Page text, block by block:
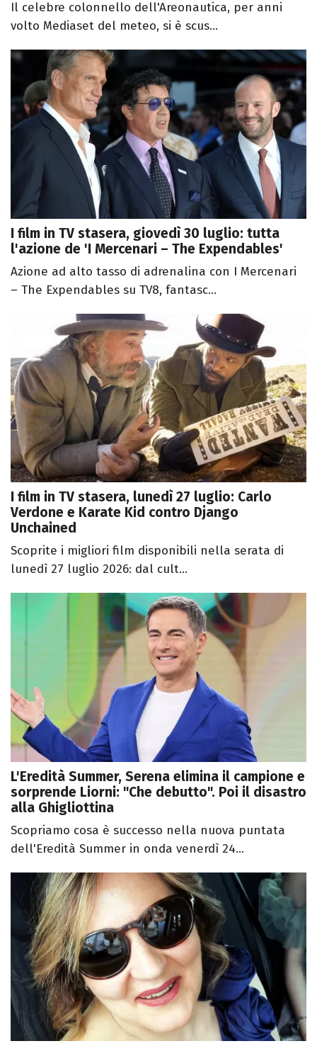
Il celebre colonnello dell'Areonautica, per anni
volto Mediaset del meteo, si è scus...
I film in TV stasera, giovedì 30 luglio: tutta
l'azione de 'I Mercenari – The Expendables'
Azione ad alto tasso di adrenalina con I Mercenari
– The Expendables su TV8, fantasc...
I film in TV stasera, lunedì 27 luglio: Carlo
Verdone e Karate Kid contro Django
Unchained
Scoprite i migliori film disponibili nella serata di
lunedì 27 luglio 2026: dal cult...
L'Eredità Summer, Serena elimina il campione e
sorprende Liorni: "Che debutto". Poi il disastro
alla Ghigliottina
Scopriamo cosa è successo nella nuova puntata
dell'Eredità Summer in onda venerdì 24...